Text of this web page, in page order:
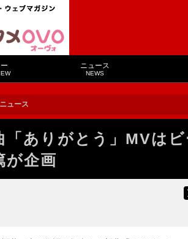
ニュース
NEWS
ュース
「ありがとう」MVは
が企画